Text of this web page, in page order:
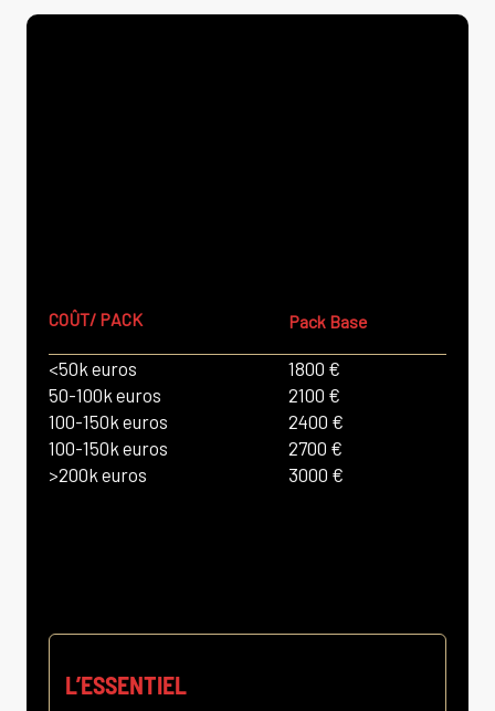
COÛT/ PACK Pack Base
<50k euros
1800 €
50-100k euros
2100 €
100-150k euros
2400 €
100-150k euros
2700 €
>200k euros
3000 €
L’ESSENTIEL